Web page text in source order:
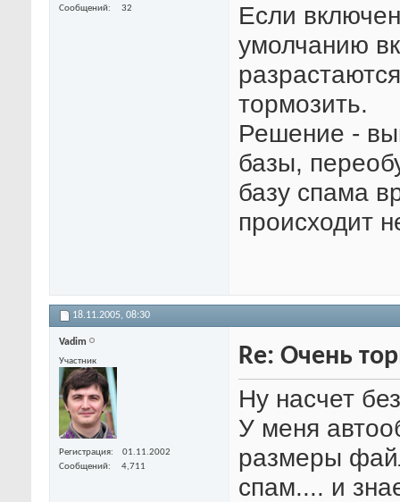
Сообщений
32
Если
умолчанию
тормозить.
Решение -
базы,
базу спама
происходит
18.11.2005, 08:30
Vadim
Участник
Регистрация
01.11.2002
Сообщений
4,711
Re: Очень
Ну насчет
У меня
размеры
спам.... и